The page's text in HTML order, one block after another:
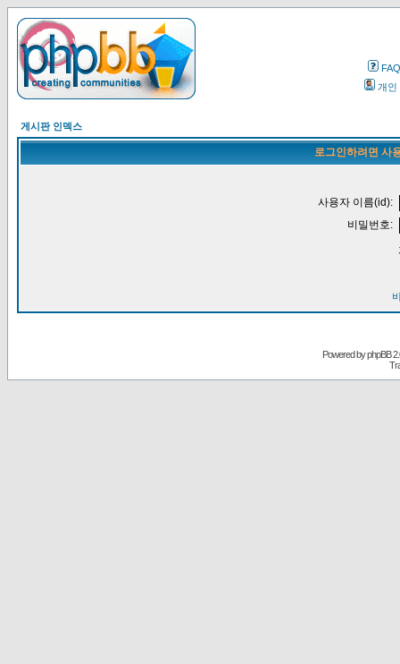
FAQ
개인
게시판 인덱스
로그인하려면 사
사용자 이름(id):
비밀번호:
Powered byphpBB